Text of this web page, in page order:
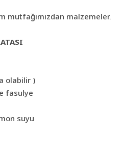
mutfağımızdan malzemeler.
olabilir )
fasulye
suyu